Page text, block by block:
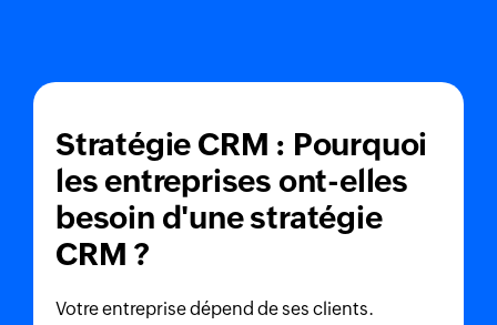
Stratégie CRM : Pourquoi
les entreprises ont-elles
besoin d'une stratégie
CRM ?
Votre entreprise dépend de ses clients.